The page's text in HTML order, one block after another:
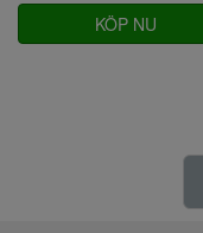
KÖP NU